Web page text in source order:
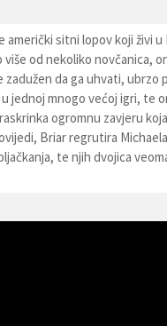
američki sitni lopov koji živi
više od nekoliko novčanica,
zadužen da ga uhvati, ubrzo
jednoj mnogo većoj igri, te
ogromnu zavjeru
Briar regrutira
te njih dvojica